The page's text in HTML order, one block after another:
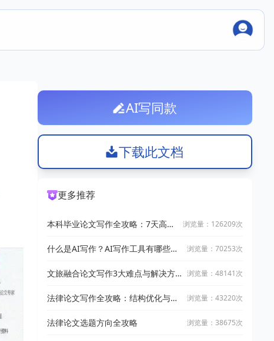
AI写同款
下载此文档
更多推荐
本科毕业论文写作全攻略：7天高效
浏览量：126209次
什么是AI写作？AI写作工具有哪些？
浏览量：70253次
文旅融合论文写作3大难点与解决方
浏览量：48141次
法律论文写作全攻略：结构优化与文
浏览量：43220次
法律论文选题方向全攻略 浏览量：38675次